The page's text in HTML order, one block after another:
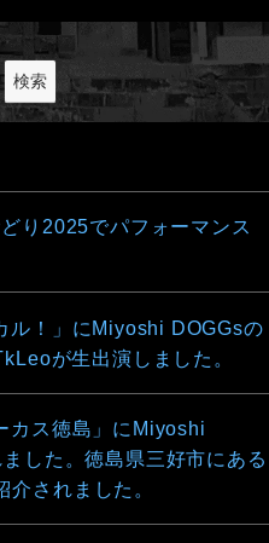
検索
り2025でパフォーマンス
ル！」にMiyoshi DOGGsの
が生出演しました。
カス徳島」にMiyoshi
した。徳島県三好市にある
されました。